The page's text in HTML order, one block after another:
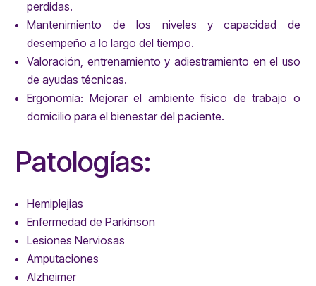
perdidas.
Mantenimiento de los niveles y capacidad de
desempeño a lo largo del tiempo.
Valoración, entrenamiento y adiestramiento en el uso
de ayudas técnicas.
Ergonomía: Mejorar el ambiente físico de trabajo o
domicilio para el bienestar del paciente.
Patologías:
Hemiplejias
Enfermedad de Parkinson
Lesiones Nerviosas
Amputaciones
Alzheimer